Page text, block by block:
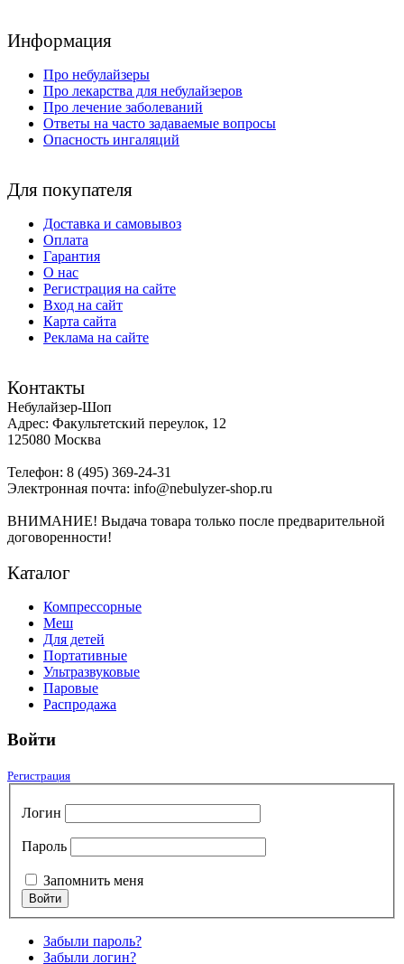
Информация
Про небулайзеры
Про лекарства для небулайзеров
Про лечение заболеваний
Ответы на часто задаваемые вопросы
Опасность ингаляций
Для покупателя
Доставка и самовывоз
Оплата
Гарантия
О нас
Регистрация на сайте
Вход на сайт
Карта сайта
Реклама на сайте
Контакты
Небулайзер-Шоп
Адрес: Факультетский переулок, 12
125080 Москва
Телефон: 8 (495) 369-24-31
Электронная почта: info@nebulyzer-shop.ru
ВНИМАНИЕ! Выдача товара только после предварительной
договоренности!
Каталог
Компрессорные
Меш
Для детей
Портативные
Ультразвуковые
Паровые
Распродажа
Войти
Регистрация
Логин
Пароль
Запомнить меня
Забыли пароль?
Забыли логин?